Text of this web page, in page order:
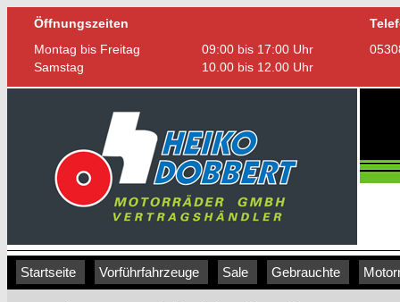
Öffnungszeiten
Montag bis Freitag
09:00 bis 17:00 Uhr
Samstag
10.00 bis 12.00 Uhr
Startseite Vorführfahrzeuge Sale Gebrauchte